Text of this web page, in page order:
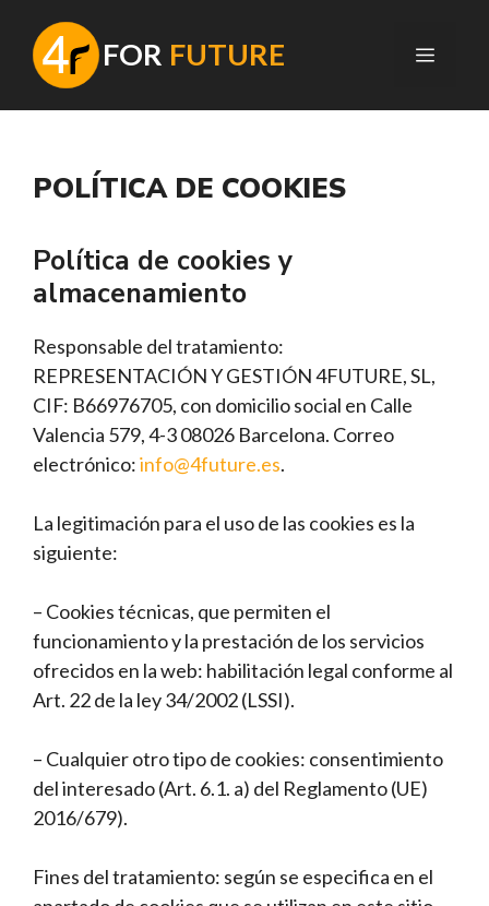
contenido
FOR FUTURE MENÚ
POLÍTICA DE COOKIES
Política de cookies y
almacenamiento
Responsable del tratamiento:
REPRESENTACIÓN Y GESTIÓN 4FUTURE, SL,
CIF: B66976705, con domicilio social en Calle
Valencia 579, 4-3 08026 Barcelona. Correo
electrónico:info@4future.es.
La legitimación para el uso de las cookies es la
siguiente:
– Cookies técnicas, que permiten el
funcionamiento y la prestación de los servicios
ofrecidos en la web: habilitación legal conforme al
Art. 22 de la ley 34/2002 (LSSI).
– Cualquier otro tipo de cookies: consentimiento
del interesado (Art. 6.1. a) del Reglamento (UE)
2016/679).
Fines del tratamiento: según se especifica en el